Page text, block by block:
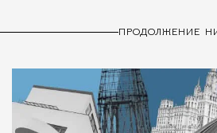
ПРОДОЛЖЕНИЕ